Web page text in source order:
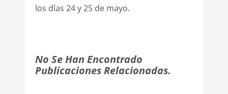
los días 24 y 25 de mayo.
No Se Han Encontrado
Publicaciones Relacionadas.